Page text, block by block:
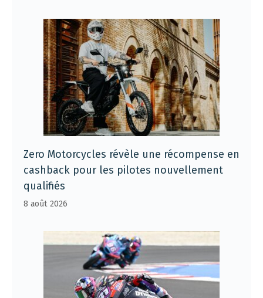
Zero Motorcycles révèle une récompense en
cashback pour les pilotes nouvellement
qualifiés
8 août 2026